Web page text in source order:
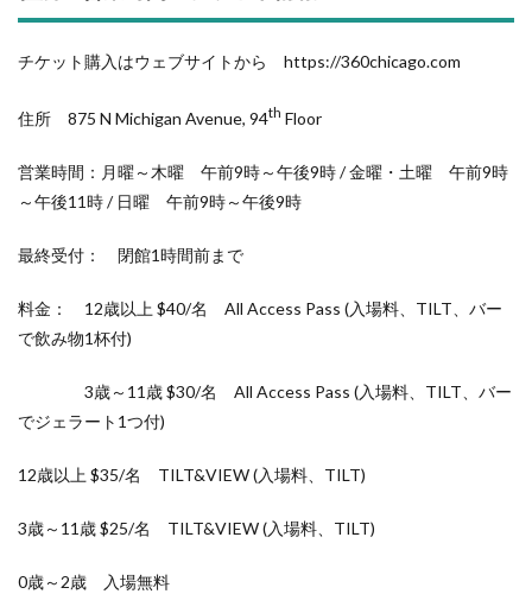
チケット購入はウェブサイトから https://360chicago.com
住所 875 N Michigan Avenue, 94th Floor
営業時間：月曜～木曜 午前9時～午後9時 / 金曜・土曜 午前9時
～午後11時 / 日曜 午前9時～午後9時
最終受付： 閉館1時間前まで
料金： 12歳以上 $40/名 All Access Pass (入場料、TILT、バー
で飲み物1杯付)
3歳～11歳 $30/名 All Access Pass (入場料、TILT、バー
でジェラート1つ付)
12歳以上 $35/名 TILT&VIEW (入場料、TILT)
3歳～11歳 $25/名 TILT&VIEW (入場料、TILT)
0歳～2歳 入場無料